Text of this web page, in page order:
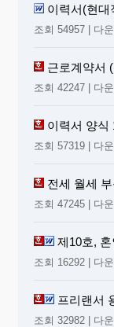
이력서(현대
조회 54957 | 다
근로계약서
조회 42247 | 다
이력서 양식
조회 57319 | 다
전세 월세
조회 47245 | 다
제10호,
조회 16292 | 다
프리랜서
조회 32982 | 다